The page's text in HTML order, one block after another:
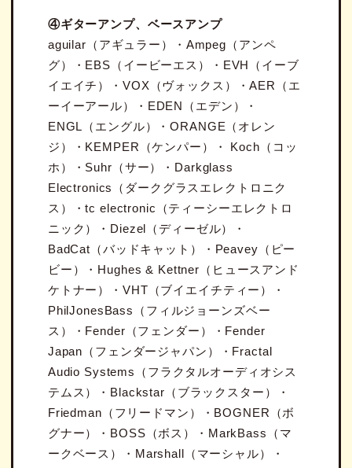
④ギターアンプ、ベースアンプ
aguilar（アギュラー）・Ampeg（アンペ
グ）・EBS（イービーエス）・EVH（イーブ
イエイチ）・VOX（ヴォックス）・AER（エ
ーイーアール）・EDEN（エデン）・
ENGL（エングル）・ORANGE（オレン
ジ）・KEMPER（ケンパー）・ Koch（コッ
ホ）・Suhr（サー）・Darkglass
Electronics（ダークグラスエレクトロニク
ス）・tc electronic（ティーシーエレクトロ
ニック）・Diezel（ディーゼル）・
BadCat（バッドキャット）・Peavey（ピー
ビー）・Hughes & Kettner（ヒュースアンド
ケトナー）・VHT（ブイエイチティー）・
PhilJonesBass（フィルジョーンズベー
ス）・Fender（フェンダー）・Fender
Japan（フェンダージャパン）・Fractal
Audio Systems（フラクタルオーディオシス
テムス）・Blackstar（ブラックスター）・
Friedman（フリードマン）・BOGNER（ボ
グナー）・BOSS（ボス）・MarkBass（マ
ークベース）・Marshall（マーシャル）・